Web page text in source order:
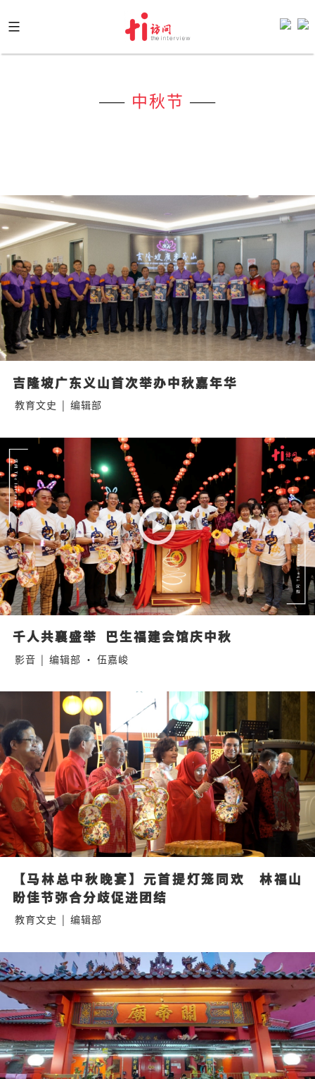
to
content
—— 中秋节 ——
吉隆坡广东义山首次举办中秋嘉年华
教育文史 | 编辑部
千人共襄盛举  巴生福建会馆庆中秋
影音 | 编辑部 · 伍嘉峻
【马林总中秋晚宴】元首提灯笼同欢　林福山
盼佳节弥合分歧促进团结
教育文史 | 编辑部